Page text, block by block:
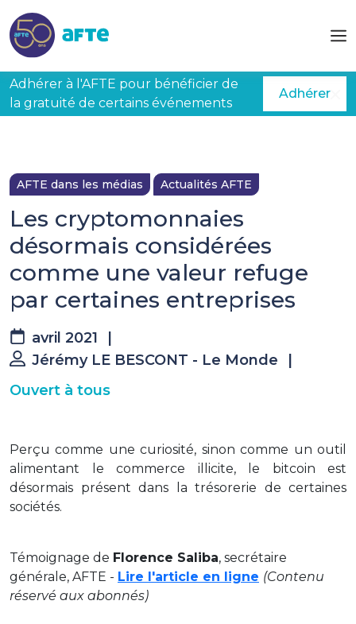
Adhérer à l'AFTE pour bénéficier de
la gratuité de certains événements
Adhérer
AFTE dans les médias Actualités AFTE
Les cryptomonnaies
désormais considérées
comme une valeur refuge
par certaines entreprises
avril 2021
Jérémy LE BESCONT - Le Monde
Ouvert à tous
Perçu comme une curiosité, sinon comme un outil
alimentant le commerce illicite, le bitcoin est
désormais présent dans la trésorerie de certaines
sociétés.
Témoignage de Florence Saliba, secrétaire
générale, AFTE - Lire l'article en ligne (Contenu
réservé aux abonnés)